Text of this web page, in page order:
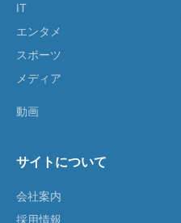
IT
エンタメ
スポーツ
メディア
動画
サイトについて
会社案内
採用情報